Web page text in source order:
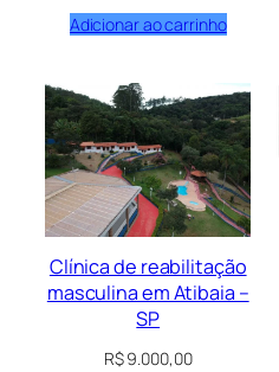
Adicionar ao carrinho
Clínica de reabilitação
masculina em Atibaia –
SP
R$9.000,00